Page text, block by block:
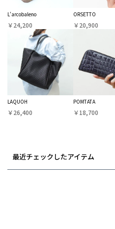
L'arcobaleno
￥24,200
ORSETTO
￥20,900
LAQUOH
￥26,400
POMTATA
￥18,700
最近チェックしたアイテム